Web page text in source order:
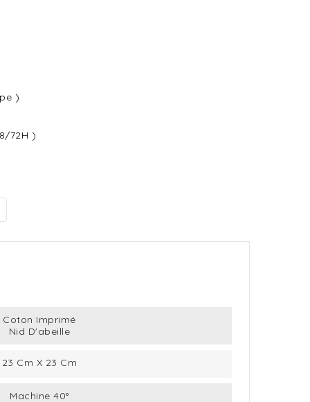
)
72H )
Coton Imprimé
Nid D'abeille
23 Cm X 23 Cm
Machine 40°